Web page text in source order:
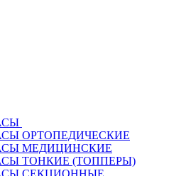
ОРТОПЕДИЧЕСКИЕ
МЕДИЦИНСКИЕ
ТОНКИЕ (ТОППЕРЫ)
СЕКЦИОННЫЕ